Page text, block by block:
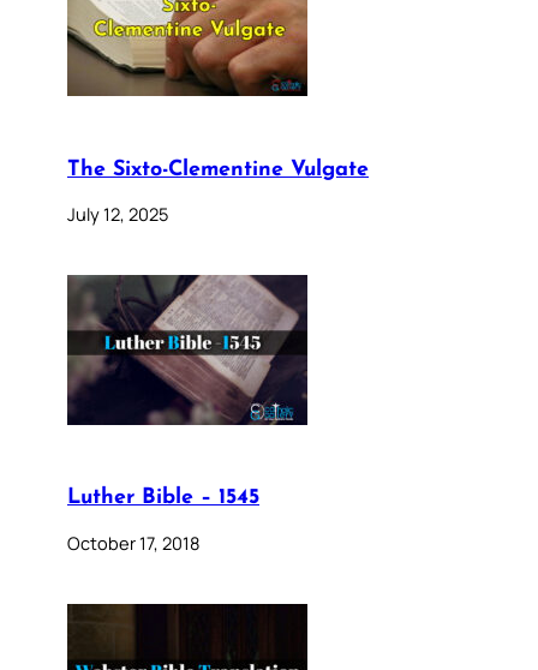
The Sixto-Clementine Vulgate
July 12, 2025
Luther Bible – 1545
October 17, 2018